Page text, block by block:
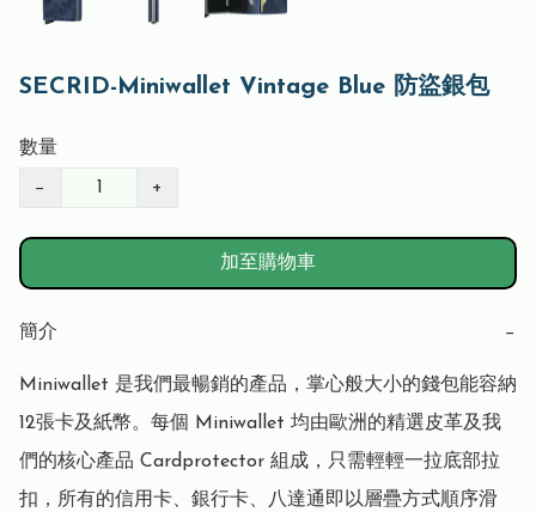
SECRID-Miniwallet Vintage Blue 防盜銀包
數量
− +
加至購物車
簡介 −
Miniwallet 是我們最暢銷的產品，掌心般大小的錢包能容納
12張卡及紙幣。每個 Miniwallet 均由歐洲的精選皮革及我
們的核心產品 Cardprotector 組成，只需輕輕一拉底部拉
扣，所有的信用卡、銀行卡、八達通即以層疊方式順序滑